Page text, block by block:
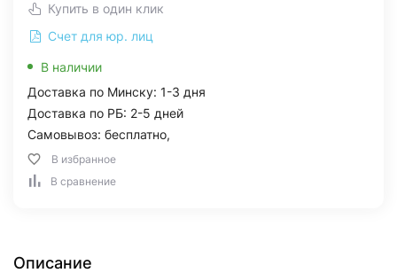
Купить в один клик
Счет для юр. лиц
В наличии
Доставка по Минску: 1-3 дня
Доставка по РБ: 2-5 дней
Самовывоз: бесплатно,
В избранное
В сравнение
Описание